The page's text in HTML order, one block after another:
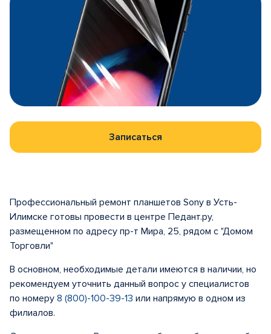
Записаться
Профессиональный ремонт планшетов Sony в Усть-
Илимске готовы провести в центре Педант.ру,
размещенном по адресу пр-т Мира, 25, рядом с "Домом
Торговли"
В основном, необходимые детали имеются в наличии, но
рекомендуем уточнить данный вопрос у специалистов
по номеру 8 (800)-100-39-13 или напрямую в одном из
филиалов.